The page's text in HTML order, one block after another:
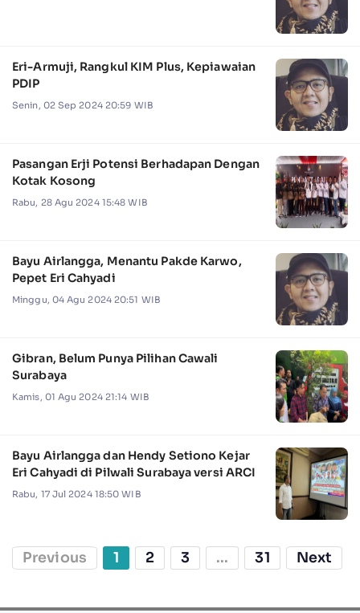
Eri-Armuji, Rangkul KIM Plus, Kepiawaian
PDIP
Senin, 02 Sep 2024 20:59 WIB
Pasangan Erji Potensi Berhadapan Dengan
Kotak Kosong
Rabu, 28 Agu 2024 15:48 WIB
Bayu Airlangga, Menantu Pakde Karwo,
Pepet Eri Cahyadi
Minggu, 04 Agu 2024 20:51 WIB
Gibran, Belum Punya Pilihan Cawali
Surabaya
Kamis, 01 Agu 2024 21:14 WIB
Bayu Airlangga dan Hendy Setiono Kejar
Eri Cahyadi di Pilwali Surabaya versi ARCI
Rabu, 17 Jul 2024 18:50 WIB
Previous 1 2 3 ... 31 Next